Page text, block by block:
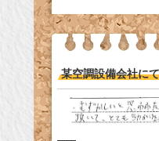
某空調設備会社に